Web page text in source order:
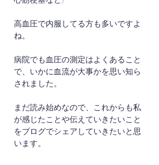
高血圧で内服してる方も多いですよ
ね。
病院でも血圧の測定はよくあること
で、いかに血流が大事かを思い知ら
されました。
まだ読み始めなので、これからも私
が感じたことや伝えていきたいこと
をブログでシェアしていきたいと思
います。